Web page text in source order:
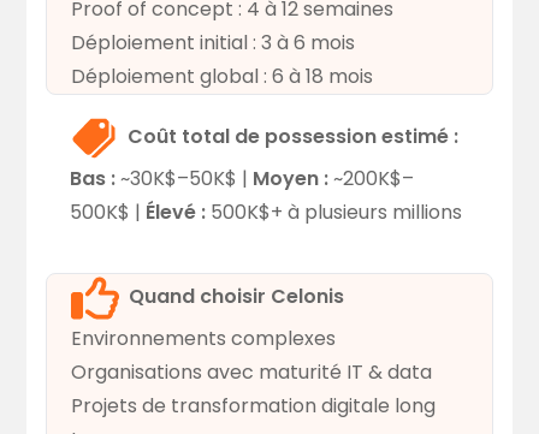
Proof of concept : 4 à 12 semaines
Déploiement initial : 3 à 6 mois
Déploiement global : 6 à 18 mois
Coût total de possession estimé :
Bas :~30K$–50K$ | Moyen :~200K$–
500K$ | Élevé : 500K$+ à plusieurs millions
Quand choisir Celonis
Environnements complexes
Organisations avec maturité IT & data
Projets de transformation digitale long